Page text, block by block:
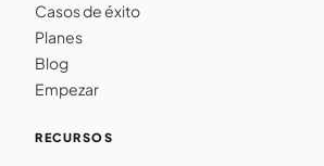
Casos de éxito
Planes
Blog
Empezar
RECURSOS